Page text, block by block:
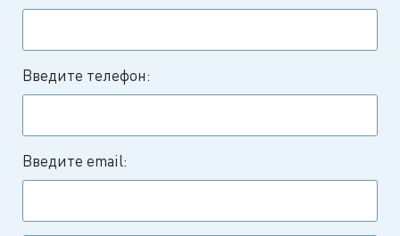
Введите телефон:
Введите email: